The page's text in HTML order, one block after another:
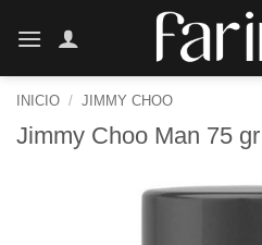
INICIO / JIMMY CHOO
Jimmy Choo Man 75 gr